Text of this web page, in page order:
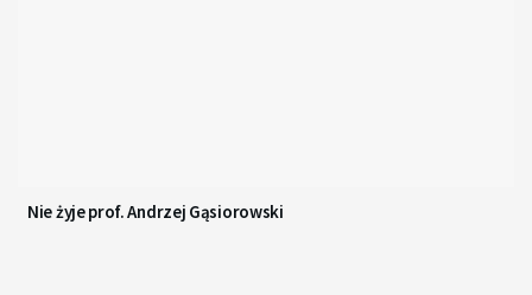
Nie żyje prof. Andrzej Gąsiorowski